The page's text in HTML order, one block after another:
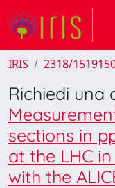
IRIS 2318/
Richiedi una
sections in
at the LHC
with the